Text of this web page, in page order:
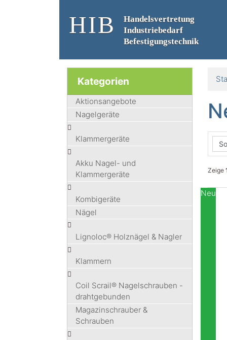
HIB
Handelsvertretung
Industriebedarf
Befestigungstechnik
Kategorien
Aktionsangebote
Nagelgeräte
Klammergeräte
Akku Nagel- und
Klammergeräte
Kombigeräte
Nägel
Lignoloc® Holznägel & Nagler
Klammern
Coil Scrail® Nagelschrauben -
drahtgebunden
Magazinschrauber &
Schrauben
Zeige
Neu